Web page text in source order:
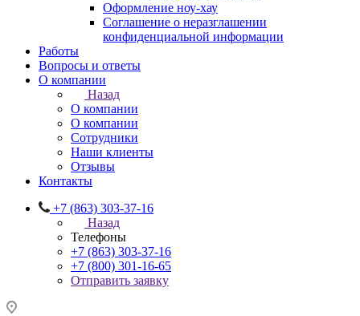
Оформление ноу-хау
Соглашение о неразглашении
конфиденциальной информации
Работы
Вопросы и ответы
О компании
Назад
О компании
О компании
Сотрудники
Наши клиенты
Отзывы
Контакты
+7 (863) 303-37-16
Назад
Телефоны
+7 (863) 303-37-16
+7 (800) 301-16-65
Отправить заявку